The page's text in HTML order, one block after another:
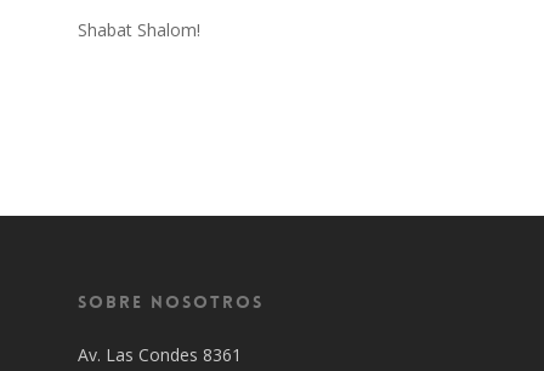
Shabat Shalom!
Sobre Nosotros
Av. Las Condes 8361